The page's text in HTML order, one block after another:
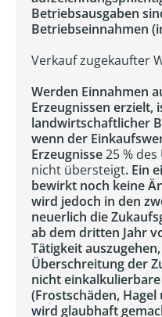
Betriebsausgaben
Betriebseinnahmen
Verkauf zugekaufter
Werden Einnahmen
Erzeugnissen erzielt,
landwirtschaftlicher
wenn der
Erzeugnisse25 %
nicht übersteigt. Ein
bewirkt noch keine
wird jedoch in den
neuerlich die
ab dem dritten Jahr
Tätigkeit
Überschreitung der
nicht
(Frostschäden,
wird glaubhaft